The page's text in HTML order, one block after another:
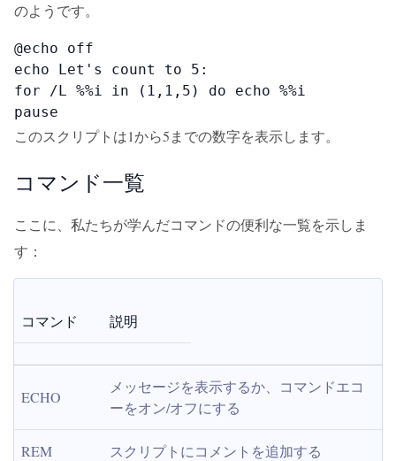
のようです。
@echo off
echo Let's count to 5:
for /L %%i in (1,1,5) do echo %%i
pause
このスクリプトは1から5までの数字を表示します。
コマンド一覧
ここに、私たちが学んだコマンドの便利な一覧を示しま
す：
コマンド 説明
ECHO
メッセージを表示するか、コマンドエコ
ーをオン/オフにする
REM スクリプトにコメントを追加する